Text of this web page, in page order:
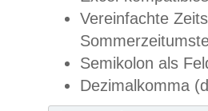
Vereinfachte
Semikolon als
Dezimalkomma